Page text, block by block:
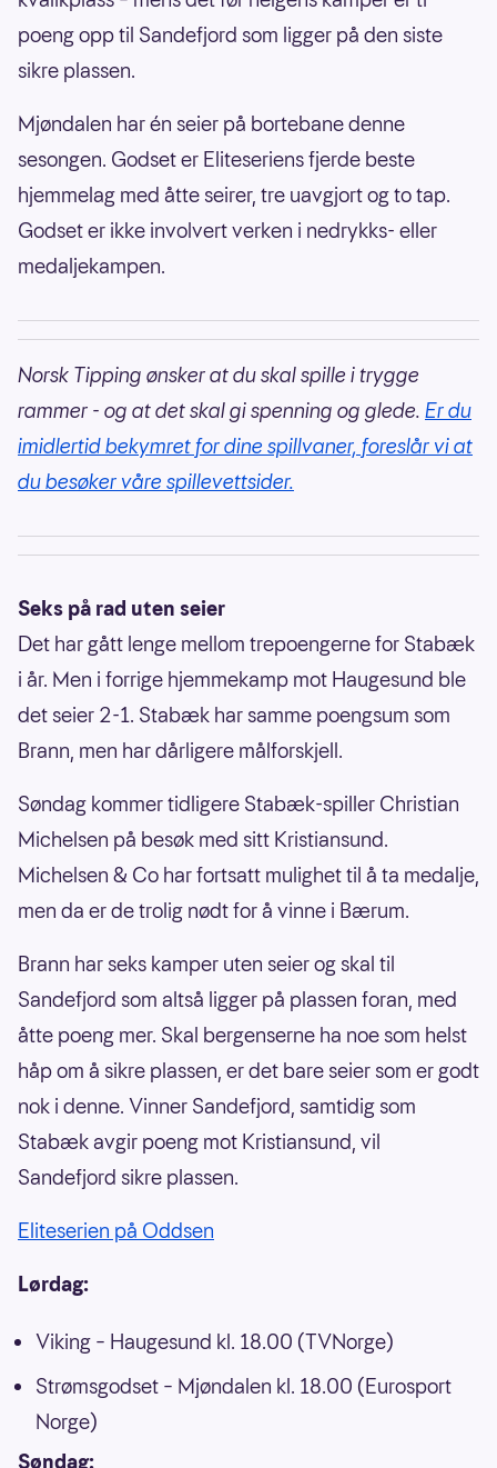
poeng opp til Sandefjord som ligger på den siste
sikre plassen.
Mjøndalen har én seier på bortebane denne
sesongen. Godset er Eliteseriens fjerde beste
hjemmelag med åtte seirer, tre uavgjort og to tap.
Godset er ikke involvert verken i nedrykks- eller
medaljekampen.
Norsk Tipping ønsker at du skal spille i trygge
rammer - og at det skal gi spenning og glede. Er du
imidlertid bekymret for dine spillvaner, foreslår vi at
du besøker våre spillevettsider.
Seks på rad uten seier
Det har gått lenge mellom trepoengerne for Stabæk
i år. Men i forrige hjemmekamp mot Haugesund ble
det seier 2-1. Stabæk har samme poengsum som
Brann, men har dårligere målforskjell.
Søndag kommer tidligere Stabæk-spiller Christian
Michelsen på besøk med sitt Kristiansund.
Michelsen & Co har fortsatt mulighet til å ta medalje,
men da er de trolig nødt for å vinne i Bærum.
Brann har seks kamper uten seier og skal til
Sandefjord som altså ligger på plassen foran, med
åtte poeng mer. Skal bergenserne ha noe som helst
håp om å sikre plassen, er det bare seier som er godt
nok i denne. Vinner Sandefjord, samtidig som
Stabæk avgir poeng mot Kristiansund, vil
Sandefjord sikre plassen.
Eliteserien på Oddsen
Lørdag:
Viking – Haugesund kl. 18.00 (TVNorge)
Strømsgodset – Mjøndalen kl. 18.00 (Eurosport
Norge)
Søndag: